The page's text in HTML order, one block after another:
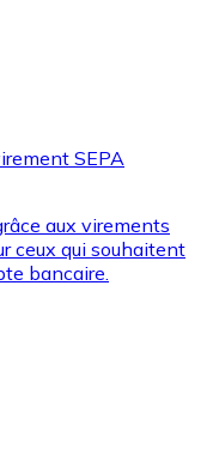
SEPA
aux virements
ceux qui souhaitent
bancaire.